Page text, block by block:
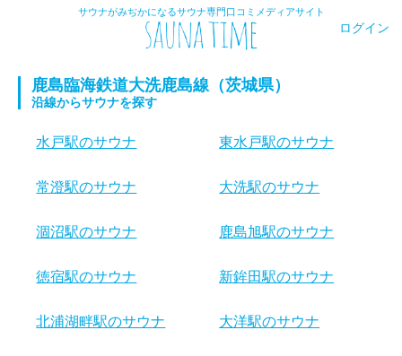
サウナがみぢかになるサウナ専門口コミメディアサイト
ログイン
鹿島臨海鉄道大洗鹿島線（茨城県）
沿線からサウナを探す
水戸駅のサウナ 東水戸駅のサウナ
常澄駅のサウナ 大洗駅のサウナ
涸沼駅のサウナ 鹿島旭駅のサウナ
徳宿駅のサウナ 新鉾田駅のサウナ
北浦湖畔駅のサウナ 大洋駅のサウナ